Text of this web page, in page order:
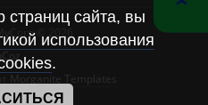
© 2026
|
Morganite Templates
сайта, вы
использования
.